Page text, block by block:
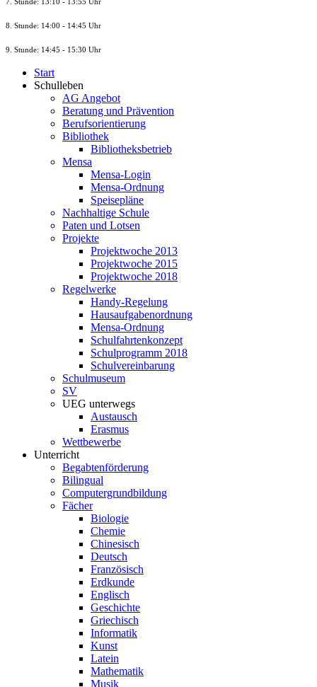
7. Stunde: 13:10 - 13:55 Uhr
8. Stunde: 14:00 - 14:45 Uhr
9. Stunde: 14:45 - 15:30 Uhr
Start
Schulleben
AG Angebot
Beratung und Prävention
Berufsorientierung
Bibliothek
Bibliotheksbetrieb
Mensa
Mensa-Login
Mensa-Ordnung
Speisepläne
Nachhaltige Schule
Paten und Lotsen
Projekte
Projektwoche 2013
Projektwoche 2015
Projektwoche 2018
Regelwerke
Handy-Regelung
Hausaufgabenordnung
Mensa-Ordnung
Schulfahrtenkonzept
Schulprogramm 2018
Schulvereinbarung
Schulmuseum
SV
UEG unterwegs
Austausch
Erasmus
Wettbewerbe
Unterricht
Begabtenförderung
Bilingual
Computergrundbildung
Fächer
Biologie
Chemie
Chinesisch
Deutsch
Französisch
Erdkunde
Englisch
Geschichte
Griechisch
Informatik
Kunst
Latein
Mathematik
Musik